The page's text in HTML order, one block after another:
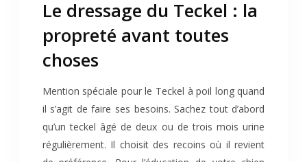
Le dressage du Teckel : la
propreté avant toutes
choses
Mention spéciale pour le Teckel à poil long quand
il s’agit de faire ses besoins. Sachez tout d’abord
qu’un teckel âgé de deux ou de trois mois urine
régulièrement. Il choisit des recoins où il revient